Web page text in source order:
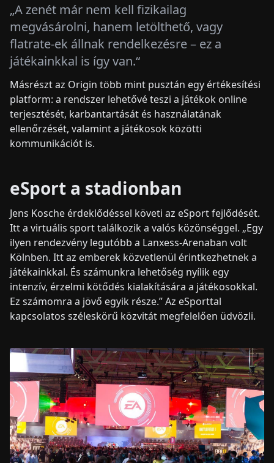
„A zenét már nem kell fizikailag
megvásárolni, hanem letölthető, vagy
flatrate-ek állnak rendelkezésre – ez a
játékainkkal is így van.“
Másrészt az Origin több mint pusztán egy értékesítési
platform: a rendszer lehetővé teszi a játékok online
terjesztését, karbantartását és használatának
ellenőrzését, valamint a játékosok közötti
kommunikációt is.
eSport a stadionban
Jens Kosche érdeklődéssel követi az eSport fejlődését.
Itt a virtuális sport találkozik a valós közönséggel. „Egy
ilyen rendezvény legutóbb a Lanxess-Arenaban volt
Kölnben. Itt az emberek közvetlenül érintkezhetnek a
játékainkkal. És számunkra lehetőség nyílik egy
intenzív, érzelmi kötődés kialakítására a játékosokkal.
Ez számomra a jövő egyik része.” Az eSporttal
kapcsolatos széleskörű közvitát megfelelően üdvözli.